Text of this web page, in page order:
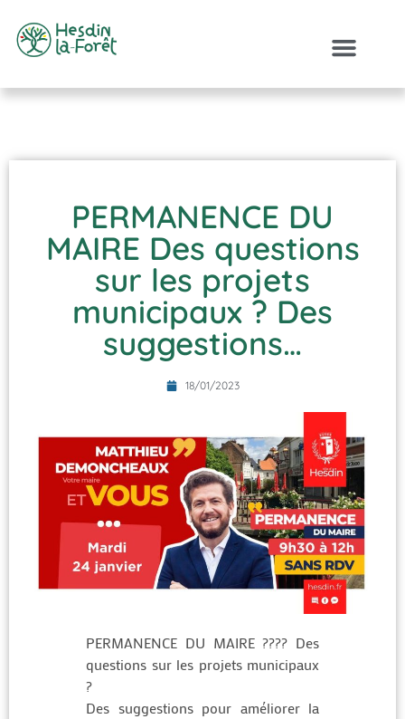
PERMANENCE DU
MAIRE Des questions
sur les projets
municipaux ? Des
suggestions…
18/01/2023
PERMANENCE DU MAIRE ???? Des
questions sur les projets municipaux
?
Des suggestions pour améliorer la